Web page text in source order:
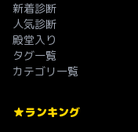
新着診断
人気診断
殿堂入り
タグ一覧
カテゴリ一覧
ランキング